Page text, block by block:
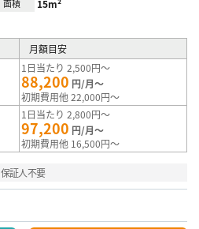
面積 15m²
月額目安
1日当たり 2,500円～
88,200 円/月～
初期費用他 22,000円～
1日当たり 2,800円～
97,200 円/月～
初期費用他 16,500円～
保証人不要